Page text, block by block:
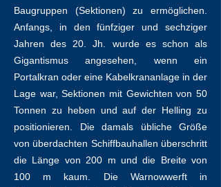
Baugruppen (Sektionen) zu ermöglichen.
Anfangs, in den fünfziger und sechziger
Jahren des 20. Jh. wurde es schon als
Gigantismus angesehen, wenn ein
Portalkran oder eine Kabelkrananlage in der
Lage war, Sektionen mit Gewichten von 50
Tonnen zu heben und auf der Helling zu
positionieren. Die damals übliche Größe
von überdachten Schiffbauhallen überschritt
die Länge von 200 m und die Breite von
100 m kaum. Die Warnowwerft in